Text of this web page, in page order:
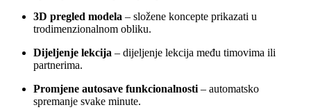
3D pregled modela – složene koncepte prikazati u
trodimenzionalnom obliku.
Dijeljenje lekcija – dijeljenje lekcija među timovima ili
partnerima.
Promjene autosave funkcionalnosti– automatsko
spremanje svake minute.